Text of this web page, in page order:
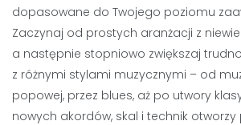
dopasowane do Twojego poziomu
Zaczynaj od prostych aranżacji z
a następnie stopniowo zwiększaj
z różnymi stylami muzycznymi – od
popowej, przez blues, aż po utwory
nowych akordów, skal i technik otworzy